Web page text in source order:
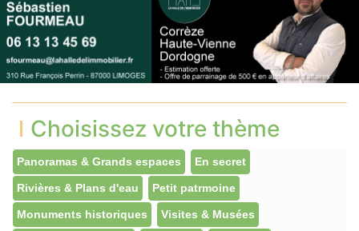
Choisissez votre thème
Panoramas & Grands espaces En secret
Rivières & Plans d'eau Petit patrmoine
Monuments historiques Visites & Musées